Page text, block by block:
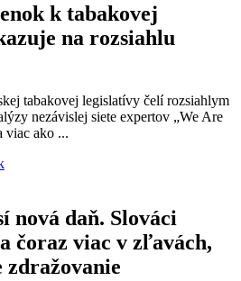
k tabakovej
na rozsiahlu
tabakovej legislatívy čelí rozsiahlym
nezávislej siete expertov „We Are
viac ako ...
nová daň. Slováci
čoraz viac v zľavách,